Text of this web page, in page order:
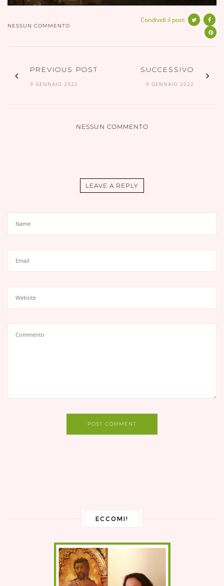
NESSUN COMMENTO
Condividi il post:
PREVIOUS POST
9 GENNAIO 2022
SUCCESSIVO
9 GENNAIO 2022
NESSUN COMMENTO
LEAVE A REPLY
POST COMMENT
ECCOMI!